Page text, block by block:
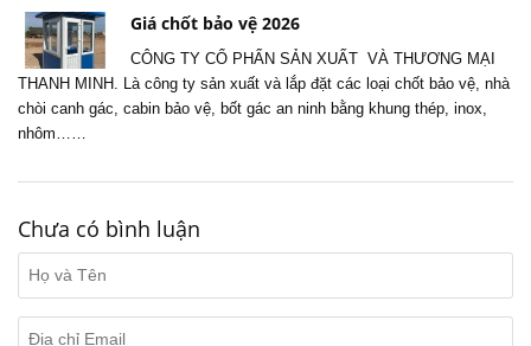
Giá chốt bảo vệ 2026
CÔNG TY CỔ PHẨN SẢN XUẤT VÀ THƯƠNG MẠI
THANH MINH. Là công ty sản xuất và lắp đặt các loại chốt bảo vệ, nhà
chòi canh gác, cabin bảo vệ, bốt gác an ninh bằng khung thép, inox,
nhôm……
Chưa có bình luận